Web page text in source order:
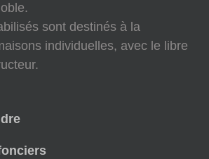
sont destinés à la
individuelles, avec le libre